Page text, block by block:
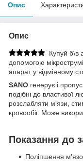
Опис
Опис
Купуй б\в
допомогою
апарат у відмінному
SANO генерує і
подібні до властивої
розслабляти м'язи,
кровообіг. Може
Показання до
Поліпшення